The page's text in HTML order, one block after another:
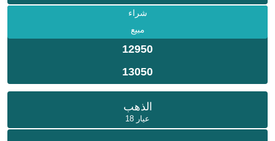
شراء
مبيع
12950
13050
الذهب
عيار 18